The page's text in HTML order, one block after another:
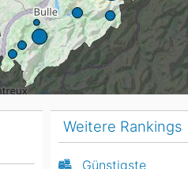
Weitere Rankings
Günstigste